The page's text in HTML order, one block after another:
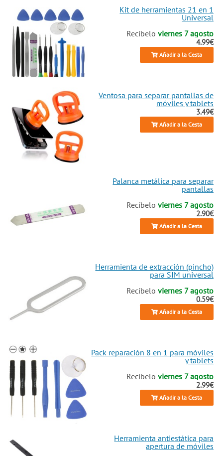
Kit de herramientas 21 en 1
Universal
Recíbeloviernes 7 agosto
4.99€
Añadir a la Cesta
Ventosa para separar pantallas de
móviles y tablets
3.49€
Añadir a la Cesta
Palanca metálica para separar
pantallas
Recíbeloviernes 7 agosto
2.90€
Añadir a la Cesta
Herramienta de extracción (pincho)
para SIM universal
Recíbeloviernes 7 agosto
0.59€
Añadir a la Cesta
Pack reparación 8 en 1 para móviles
y tablets
Recíbeloviernes 7 agosto
2.99€
Añadir a la Cesta
Herramienta antiestática para
apertura de móviles